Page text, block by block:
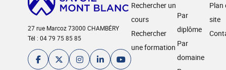
27 rue Marcoz 73000 CHAMBÉRY
Tél : 04 79 75 85 85
Rechercher un
cours
Rechercher
une formation
Par
diplôme
Par
domaine
Plan
site